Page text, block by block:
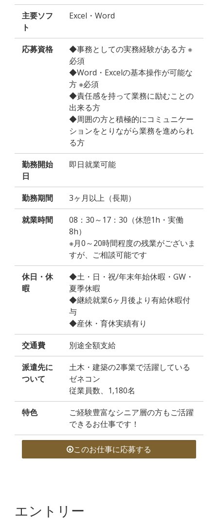
主要ソフ
ト
Excel・Word
応募資格
◆事務としての実務経験がある方 ※
必須
◆Word・Excelの基本操作が可能な
方 ※必須
◆責任感を持って業務に励むことの
出来る方
◆周囲の方と積極的にコミュニケー
ションをとりながら業務を進められ
る方
勤務開始
日
即日就業可能
勤務期間 3ヶ月以上（長期）
就業時間
08：30～17：30（休憩1h・実働
8h）
※月0～20時間程度の残業がございま
すが、ご相談可能です
休日・休
暇
◆土・日・祝/年末年始休暇・GW・
夏季休暇
◆継続就業6ヶ月後より有給休暇付
与
◆産休・育休実績有り
交通費 別途全額支給
派遣先に
ついて
土木・建築の2事業で活躍している
ゼネコン
従業員数、1,180名
特色
ご経験豊富なシニア層の方もご活躍
できるお仕事です！
このお仕事に応募する
エントリー